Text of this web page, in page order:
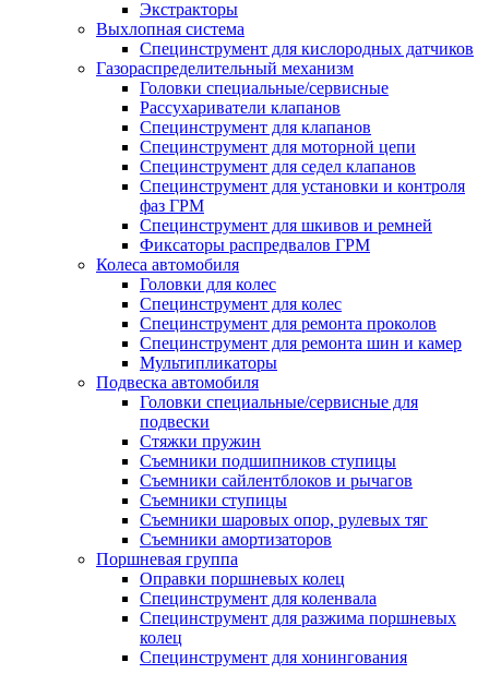
Экстракторы
Выхлопная система
Специнструмент для кислородных датчиков
Газораспределительный механизм
Головки специальные/сервисные
Рассухариватели клапанов
Специнструмент для клапанов
Специнструмент для моторной цепи
Специнструмент для седел клапанов
Специнструмент для установки и контроля
фаз ГРМ
Специнструмент для шкивов и ремней
Фиксаторы распредвалов ГРМ
Колеса автомобиля
Головки для колес
Специнструмент для колес
Специнструмент для ремонта проколов
Специнструмент для ремонта шин и камер
Мультипликаторы
Подвеска автомобиля
Головки специальные/сервисные для
подвески
Стяжки пружин
Съемники подшипников ступицы
Съемники сайлентблоков и рычагов
Съемники ступицы
Съемники шаровых опор, рулевых тяг
Съемники амортизаторов
Поршневая группа
Оправки поршневых колец
Специнструмент для коленвала
Специнструмент для разжима поршневых
колец
Специнструмент для хонингования